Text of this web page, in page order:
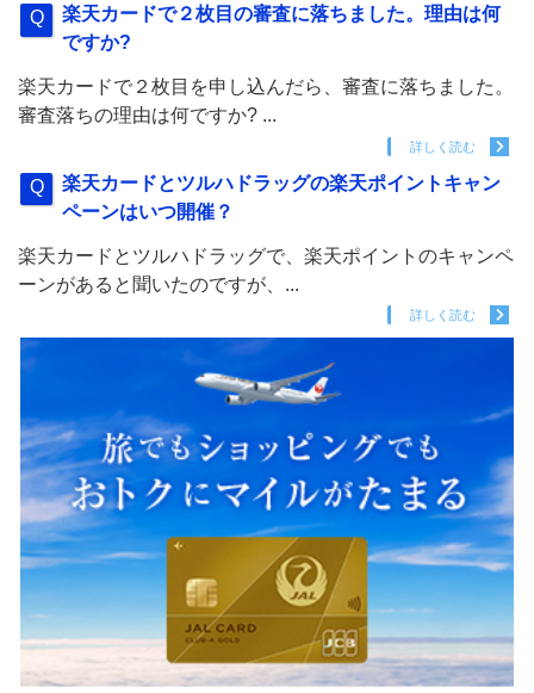
楽天カードで２枚目の審査に落ちました。理由は何
ですか?
楽天カードで２枚目を申し込んだら、審査に落ちました。
審査落ちの理由は何ですか? ...
詳しく読む
楽天カードとツルハドラッグの楽天ポイントキャン
ペーンはいつ開催？
楽天カードとツルハドラッグで、楽天ポイントのキャンペ
ーンがあると聞いたのですが、...
詳しく読む